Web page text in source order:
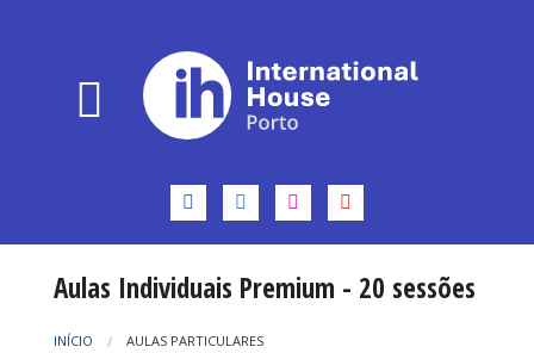
Aulas Individuais Premium - 20 sessões
INÍCIO AULAS PARTICULARES